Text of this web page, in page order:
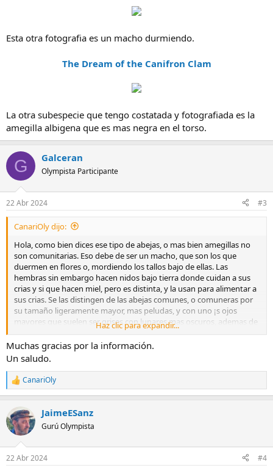
Esta otra fotografia es un macho durmiendo.
The Dream of the Canifron Clam
La otra subespecie que tengo costatada y fotografiada es la
amegilla albigena que es mas negra en el torso.
G Galceran
Olympista Participante
22 Abr 2024 #3
CanariOly dijo:
Hola, como bien dices ese tipo de abejas, o mas bien amegillas no
son comunitarias. Eso debe de ser un macho, que son los que
duermen en flores o, mordiendo los tallos bajo de ellas. Las
hembras sin embargo hacen nidos bajo tierra donde cuidan a sus
crias y si que hacen miel, pero es distinta, y la usan para alimentar a
sus crias. Se las distingen de las abejas comunes, o comuneras por
su tamaño ligeramente mayor, mas peludas, y con uno ¡s ojos
mayores que suelen ser grises con lunares mas oscuros, ademas de
sus gordas antenas como se le aprecia en tu fotografia. Suelen
tener un pico alargado que extienden para absorber el nectar de las
flores...
Esta que te muestro es una amegilla canifrons, de origen canario,
hay muchas subespecies.
Esta otra fotografia es un macho durmiendo.
Haz clic para expandir...
Muchas gracias por la información.
Un saludo.
R
e
c
c
i
e
CanariOly
JaimeESanz
Gurú Olympista
22 Abr 2024 #4